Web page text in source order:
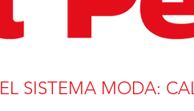
EL SISTEMA MODA: